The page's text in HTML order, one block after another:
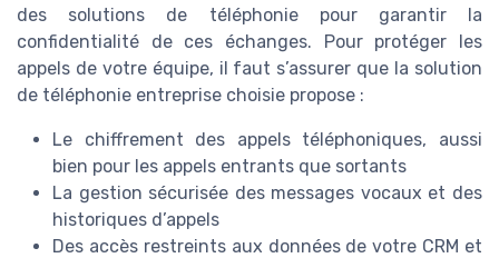
des solutions de téléphonie pour garantir la
confidentialité de ces échanges. Pour protéger les
appels de votre équipe, il faut s’assurer que la solution
de téléphonie entreprise choisie propose :
Le chiffrement des appels téléphoniques, aussi
bien pour les appels entrants que sortants
La gestion sécurisée des messages vocaux et des
historiques d’appels
Des accès restreints aux données de votre CRM et